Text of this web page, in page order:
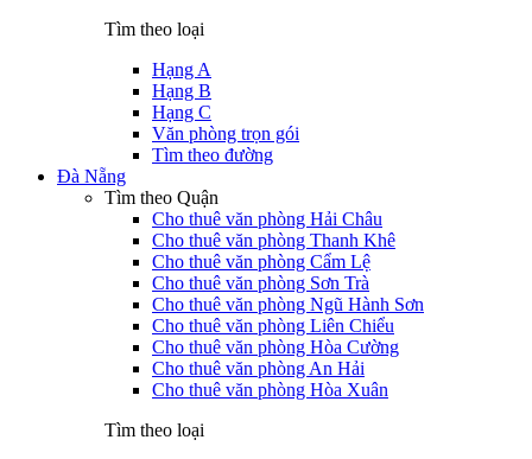
Tìm theo loại
Hạng A
Hạng B
Hạng C
Văn phòng trọn gói
Tìm theo đường
Đà Nẵng
Tìm theo Quận
Cho thuê văn phòng Hải Châu
Cho thuê văn phòng Thanh Khê
Cho thuê văn phòng Cẩm Lệ
Cho thuê văn phòng Sơn Trà
Cho thuê văn phòng Ngũ Hành Sơn
Cho thuê văn phòng Liên Chiểu
Cho thuê văn phòng Hòa Cường
Cho thuê văn phòng An Hải
Cho thuê văn phòng Hòa Xuân
Tìm theo loại